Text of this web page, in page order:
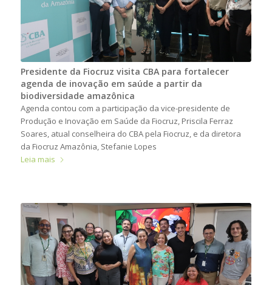
Presidente da Fiocruz visita CBA para fortalecer
agenda de inovação em saúde a partir da
biodiversidade amazônica
Agenda contou com a participação da vice-presidente de
Produção e Inovação em Saúde da Fiocruz, Priscila Ferraz
Soares, atual conselheira do CBA pela Fiocruz, e da diretora
da Fiocruz Amazônia, Stefanie Lopes
Leia mais